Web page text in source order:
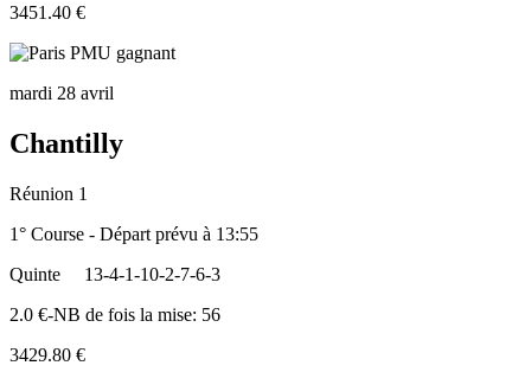
3451.40 €
mardi 28 avril
Chantilly
Réunion 1
1° Course - Départ prévu à 13:55
Quinte
13-4-1-10-2-7-6-3
2.0 €-NB de fois la mise: 56
3429.80 €